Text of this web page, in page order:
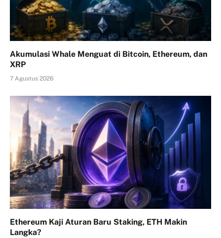
Akumulasi Whale Menguat di Bitcoin, Ethereum, dan
XRP
7 Agustus 2026
Ethereum Kaji Aturan Baru Staking, ETH Makin
Langka?